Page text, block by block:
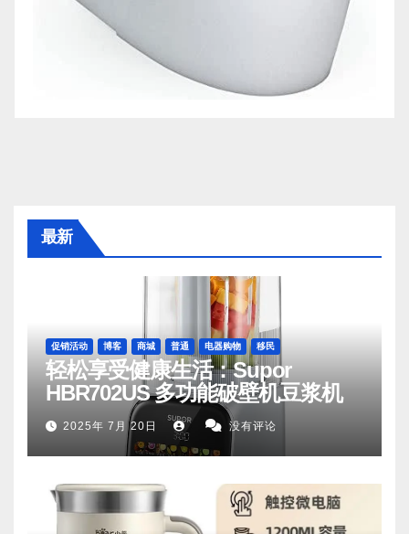
最新
促销活动 博客 商城 普通 电器购物 移民
轻松享受健康生活：Supor
HBR702US 多功能破壁机豆浆机
2025年 7月 20日 没有评论